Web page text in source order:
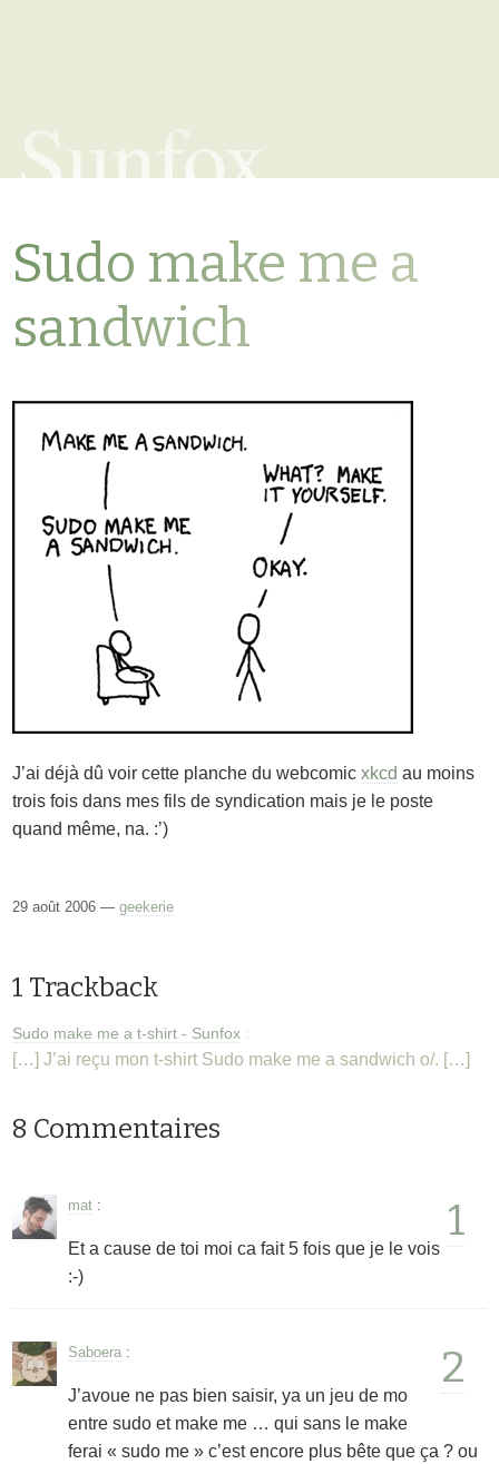
Sunfox
Sudo make me a
sandwich
J’ai déjà dû voir cette planche du webcomicxkcd au moins
trois fois dans mes fils de syndication mais je le poste
quand même, na. :’)
29 août 2006 —geekerie
1 Trackback
Sudo make me a t-shirt - Sunfox :
[…] J’ai reçu mon t-shirt Sudo make me a sandwich o/. […]
8 Commentaires
1
mat :
Et a cause de toi moi ca fait 5 fois que je le vois
:-)
2
Saboera :
J’avoue ne pas bien saisir, ya un jeu de mo
entre sudo et make me … qui sans le make
ferai « sudo me » c’est encore plus bête que ça ? ou